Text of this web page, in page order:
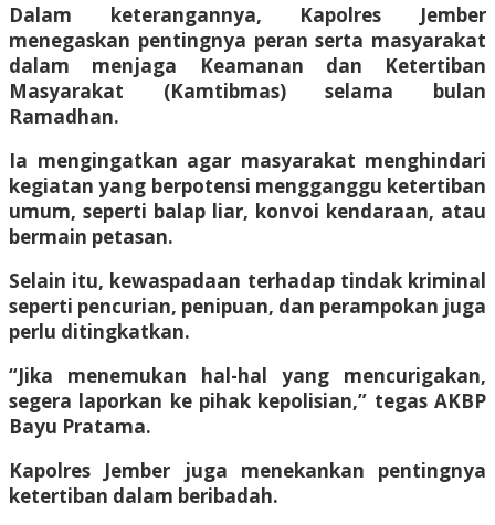
Dalam keterangannya, Kapolres Jember
menegaskan pentingnya peran serta masyarakat
dalam menjaga Keamanan dan Ketertiban
Masyarakat (Kamtibmas) selama bulan
Ramadhan.
Ia mengingatkan agar masyarakat menghindari
kegiatan yang berpotensi mengganggu ketertiban
umum, seperti balap liar, konvoi kendaraan, atau
bermain petasan.
Selain itu, kewaspadaan terhadap tindak kriminal
seperti pencurian, penipuan, dan perampokan juga
perlu ditingkatkan.
“Jika menemukan hal-hal yang mencurigakan,
segera laporkan ke pihak kepolisian,” tegas AKBP
Bayu Pratama.
Kapolres Jember juga menekankan pentingnya
ketertiban dalam beribadah.